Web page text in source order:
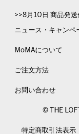
>>8月10日 商品発
ニュース・キャンペ
MoMAについて
ご注文方法
お問い合わせ
© THE
特定商取引法表示